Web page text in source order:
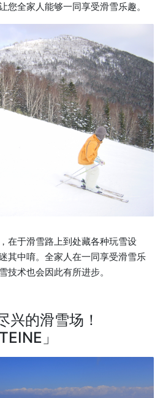
您全家人能够一同享受滑雪乐趣。
在于滑雪路上到处藏各种玩雪设
其中唷。全家人在一同享受滑雪乐
技术也会因此有所进步。
兴的滑雪场！
」